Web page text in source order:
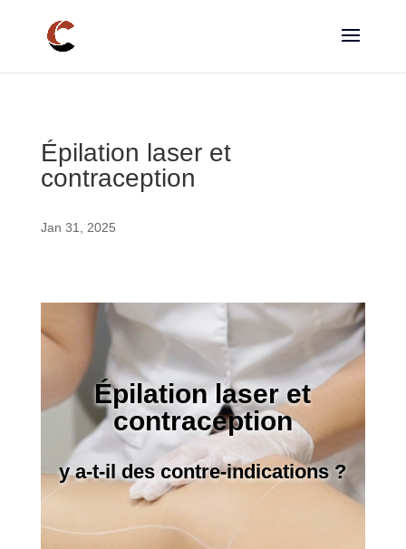
Épilation laser et
contraception
Jan 31, 2025
Épilation laser et
contraception
y a-t-il des contre-indications ?